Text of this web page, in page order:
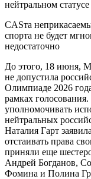
CASта
спорта не будет
недостаточно
До этого, 18 июня,
не допустила
Олимпиаде 2026
рамках
уполномочивать
нейтральных
Наталия Гарт
отстаивать права
приняли еще
Андрей Богданов,
Фомина и Полина